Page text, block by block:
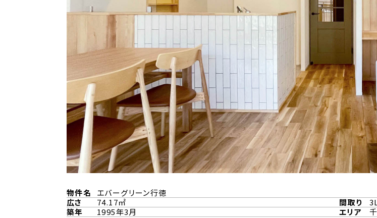
物件名
エバーグリーン行徳
広さ
74.17㎡ 間取り
築年
1995年3月 エリア